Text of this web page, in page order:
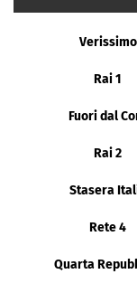
Verissimo
Rai 1
Fuori dal
Rai 2
Stasera
Rete 4
Quarta